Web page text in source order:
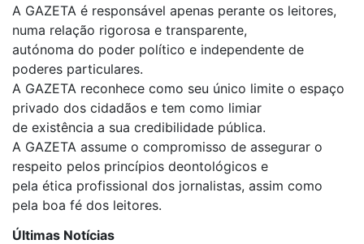
A GAZETA é responsável apenas perante os leitores,
numa relação rigorosa e transparente,
autónoma do poder político e independente de
poderes particulares.
A GAZETA reconhece como seu único limite o espaço
privado dos cidadãos e tem como limiar
de existência a sua credibilidade pública.
A GAZETA assume o compromisso de assegurar o
respeito pelos princípios deontológicos e
pela ética profissional dos jornalistas, assim como
pela boa fé dos leitores.
Últimas Notícias